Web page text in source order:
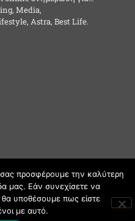
Media,
Astra, Best Life.
προσφέρουμε την καλύτερη
μας. Εάν συνεχίσετε να
θα υποθέσουμε πως είστε
με αυτό.